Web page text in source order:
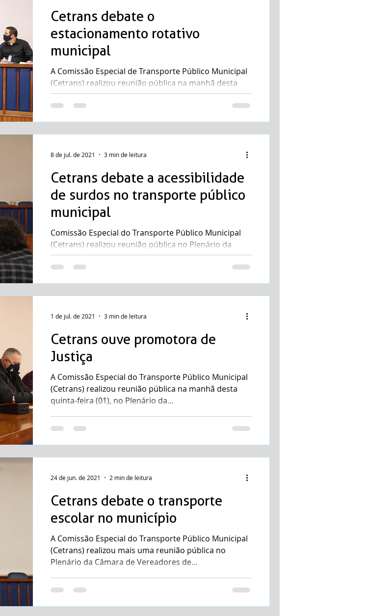
Cetrans debate o
estacionamento rotativo
municipal
A Comissão Especial de Transporte Público Municipal
(Cetrans) realizou reunião pública na manhã desta
quinta-feira (19), na Sala Coronel...
Cetrans debate a acessibilidade
de surdos no transporte público
municipal
Comissão Especial do Transporte Público Municipal
(Cetrans) realizou reunião pública no Plenário da
Câmara de Vereadores na manhã desta...
8 de jul. de 2021 3 min de leitura
Cetrans ouve promotora de
Justiça
A Comissão Especial do Transporte Público Municipal
(Cetrans) realizou reunião pública na manhã desta
quinta-feira (01), no Plenário da...
1 de jul. de 2021 3 min de leitura
Cetrans debate o transporte
escolar no município
A Comissão Especial do Transporte Público Municipal
(Cetrans) realizou mais uma reunião pública no
Plenário da Câmara de Vereadores de...
24 de jun. de 2021 2 min de leitura